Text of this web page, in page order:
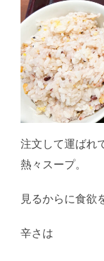
注文して運ばれ
熱々スープ。
見るからに食欲
辛さは